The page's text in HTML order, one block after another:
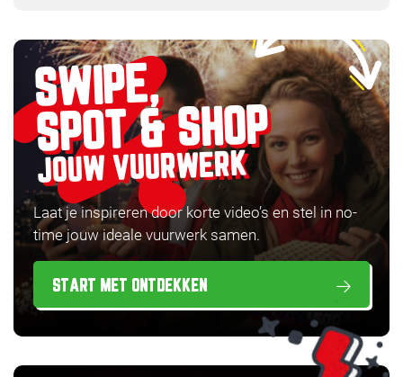
SWIPE,
SPOT & SHOP
JOUW VUURWERK
Laat je inspireren door korte video’s en stel in no-
time jouw ideale vuurwerk samen.
START MET ONTDEKKEN